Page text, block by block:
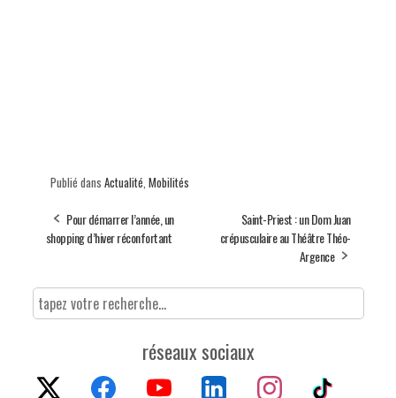
Publié dans Actualité Mobilités
Pour démarrer l’année, un
shopping d’hiver réconfortant
Saint-Priest : un Dom Juan
crépusculaire au Théâtre Théo-
Argence
réseaux sociaux